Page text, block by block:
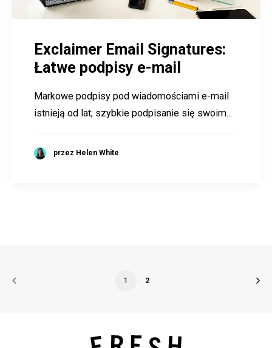
Exclaimer Email Signatures:
Łatwe podpisy e-mail
Markowe podpisy pod wiadomościami e-mail
istnieją od lat; szybkie podpisanie się swoim...
przez Helen White
1 2